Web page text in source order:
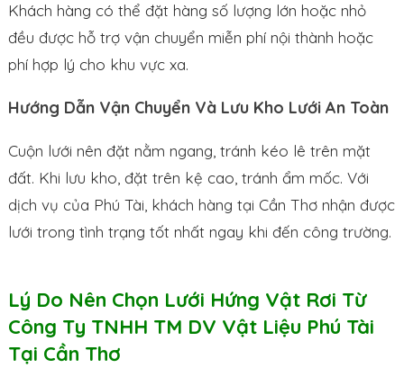
Khách hàng có thể đặt hàng số lượng lớn hoặc nhỏ
đều được hỗ trợ vận chuyển miễn phí nội thành hoặc
phí hợp lý cho khu vực xa.
Hướng Dẫn Vận Chuyển Và Lưu Kho Lưới An Toàn
Cuộn lưới nên đặt nằm ngang, tránh kéo lê trên mặt
đất. Khi lưu kho, đặt trên kệ cao, tránh ẩm mốc. Với
dịch vụ của Phú Tài, khách hàng tại Cần Thơ nhận được
lưới trong tình trạng tốt nhất ngay khi đến công trường.
Lý Do Nên Chọn Lưới Hứng Vật Rơi Từ
Công Ty TNHH TM DV Vật Liệu Phú Tài
Tại Cần Thơ